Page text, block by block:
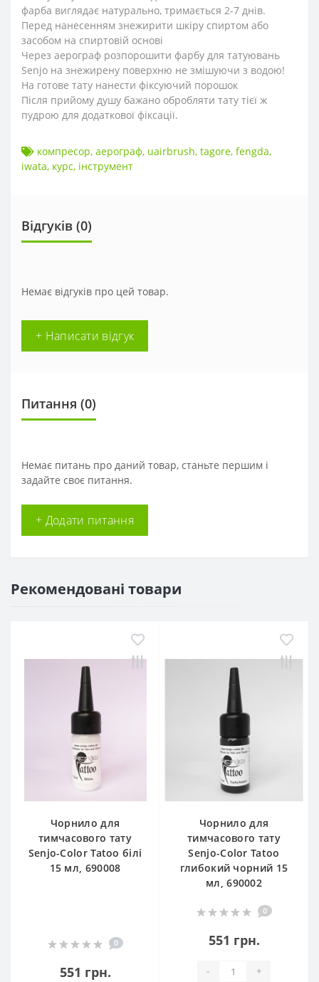
фарба виглядає натурально, тримається 2-7 днів.
Перед нанесенням знежирити шкіру спиртом або
засобом на спиртовій основі
Через аерограф розпорошити фарбу для татуювань
Senjo на знежирену поверхню не змішуючи з водою!
На готове тату нанести фіксуючий порошок
Після прийому душу бажано обробляти тату тієї ж
пудрою для додаткової фіксації.
компресор, аерограф, uairbrush, tagore, fengda,
iwata, курс, інструмент
Відгуків (0)
Немає відгуків про цей товар.
+ Написати відгук
Питання (0)
Немає питань про даний товар, станьте першим і
задайте своє питання.
+ Додати питання
Рекомендовані товари
Чорнило для
тимчасового тату
Senjo-Color Tatoo білі
15 мл, 690008
0
551 грн.
Чорнило для
тимчасового тату
Senjo-Color Tatoo
глибокий чорний 15
мл, 690002
0
551 грн.
- +